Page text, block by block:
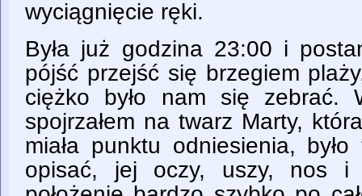
wyciągnięcie ręki.
Była już godzina 23:00 i
pójść przejść się brzegiem
ciężko było nam się zebrać.
spojrzałem na twarz Marty,
miała punktu odniesienia,
opisać, jej oczy, uszy, nos i